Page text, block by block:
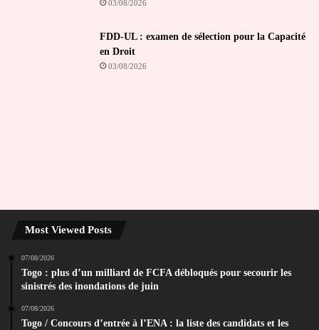
03/08/2026
FDD-UL : examen de sélection pour la Capacité
en Droit
03/08/2026
Most Viewed Posts
07/08/2026
Togo : plus d’un milliard de FCFA débloqués pour secourir les
sinistrés des inondations de juin
07/08/2026
Togo / Concours d’entrée à l’ENA : la liste des candidats et les